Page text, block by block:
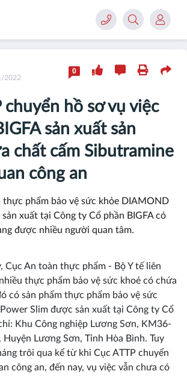
chuyển hồ sơ vụ việc
sản xuất sản
chất cấm Sibutramine
công an
thực phẩm bảo vệ sức khỏe DIAMOND
xuất tại Công ty Cổ phần BIGFA có
được nhiều người quan tâm.
2022
0
Cục An toàn thực phẩm - Bộ Y tế liên
thực phẩm bảo vệ sức khoẻ có chứa
có sản phẩm thực phẩm bảo vệ sức
Slim được sản xuất tại Công ty Cổ
Khu Công nghiệp Lương Sơn, KM36-
Huyện Lương Sơn, Tỉnh Hòa Bình. Tuy
trôi qua kể từ khi Cục ATTP chuyển
công an, đến nay, vụ việc vẫn chưa có